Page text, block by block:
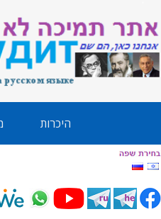
היכרות